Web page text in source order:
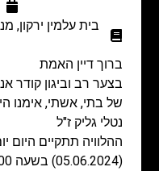
בית עלמין ירקון,
ברוך דיין האמת
בצער רב וביגון קודר
של בתי, אשתי, אימנו
נטלי גליק ז"ל
ההלוויה תתקיים היום